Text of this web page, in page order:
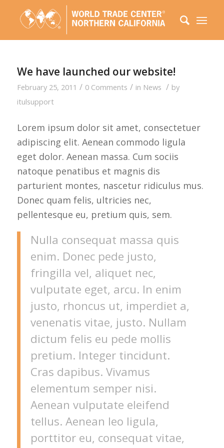
We have launched our website!
February 25, 2011 / 0 Comments / in News / by
itulsupport
Lorem ipsum dolor sit amet, consectetuer
adipiscing elit. Aenean commodo ligula
eget dolor. Aenean massa. Cum sociis
natoque penatibus et magnis dis
parturient montes, nascetur ridiculus mus.
Donec quam felis, ultricies nec,
pellentesque eu, pretium quis, sem.
Nulla consequat massa quis
enim. Donec pede justo,
fringilla vel, aliquet nec,
vulputate eget, arcu. In enim
justo, rhoncus ut, imperdiet a,
venenatis vitae, justo. Nullam
dictum felis eu pede mollis
pretium. Integer tincidunt.
Cras dapibus. Vivamus
elementum semper nisi.
Aenean vulputate eleifend
tellus. Aenean leo ligula,
porttitor eu, consequat vitae,